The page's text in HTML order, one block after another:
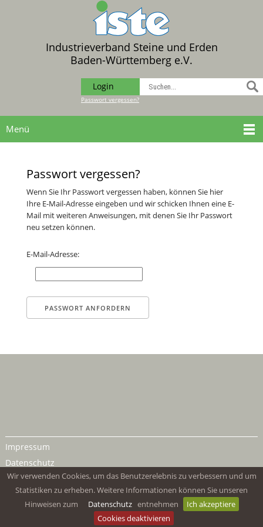
Wir verwenden Cookies, um das Benutzerelebnis zu verbessern und um
Statistiken zu erheben. Weitere Informationen können Sie unseren
Hinweisen zum
Datenschutz entnehmen
Ich akzeptiere
Cookies deaktivieren
Industrieverband Steine und Erden
Baden-Württemberg e.V.
Login
Passwort vergessen?
Menü
Passwort vergessen?
Wenn Sie Ihr Passwort vergessen haben, können Sie hier
Ihre E-Mail-Adresse eingeben und wir schicken Ihnen eine E-
Mail mit weiteren Anweisungen, mit denen Sie Ihr Passwort
neu setzen können.
E-Mail-Adresse:
Impressum
Datenschutz